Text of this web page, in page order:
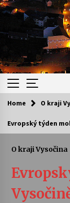
Kam za
Home O kraji
Evropský týden
O kraji Vysočina